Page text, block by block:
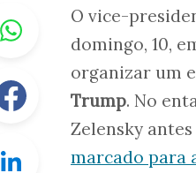
Whastapp
Facebook
O vice-
domingo, 10,
organizar um
Trump. No
Zelensky
marcado para